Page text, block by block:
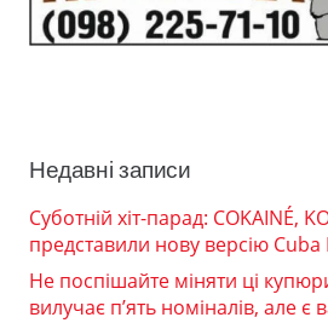
Недавні записи
Суботній хіт-парад: COKAINÉ,
представили нову версію
Не поспішайте міняти ці
вилучає п’ять номіналів, але